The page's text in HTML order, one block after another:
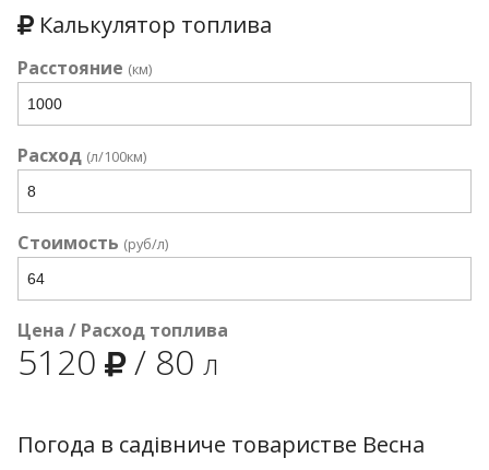
Калькулятор топлива
Расстояние (км)
Расход (л/100км)
Стоимость (руб/л)
Цена / Расход топлива
5120 / 80 л
Погода в садівниче товаристве Весна